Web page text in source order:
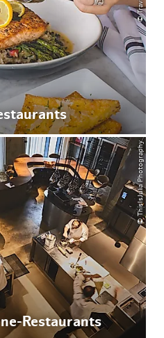
© ThisIsJulia Photography
Restaurants